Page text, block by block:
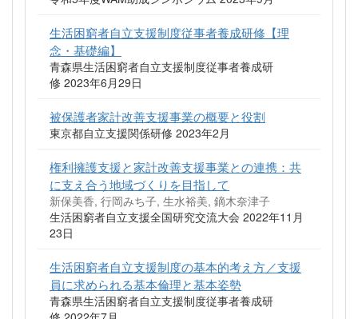
生活困窮者自立支援制度従事者養成研修【理
念・基礎編】
青森県生活困窮者自立支援制度従事者養成研
修 2023年6月29日
被保護者家計改善支援事業の概要と役割
東京都自立支援関係研修 2023年2月
権利擁護支援と家計改善支援事業との連携：共
に支え合う地域づくりを目指して
新保美香, 行岡みち子, 生水裕美, 鏑木奈津子
生活困窮者自立支援全国研究交流大会 2022年11月
23日
生活困窮者自立支援制度の基本的考え方／支援
員に求められる基本倫理と基本姿勢
青森県生活困窮者自立支援制度従事者養成研